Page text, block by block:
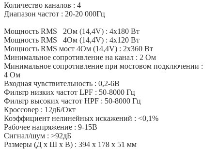
Количество каналов : 4
Диапазон частот : 20-20 000Гц
Мощность RMS 2Ом (14,4V) : 4х180 Вт
Мощность RMS 4Ом (14,4V) : 4х120 Вт
Мощность RMS мост 4Ом (14,4V) : 2х360 Вт
Минимальное сопротивление на канал : 2 Ом
Минимальное сопротивление при мостовом подключении :
4 Ом
Входная чувствительность : 0,2-6В
Фильтр низких частот LPF : 50-8000 Гц
Фильтр высоких частот HPF : 50-8000 Гц
Кроссовер : 12дБ/Окт
Коэффициент нелинейных искажений : <0,1%
Рабочее напряжение : 9-15В
Сигнал/шум : >92дБ
Размеры (Д х Ш х В) : 394 х 178 х 51 мм